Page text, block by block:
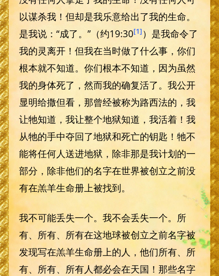
以谋杀我！但却是我乐意给出了我的生命。
是我说：“成了。”（约19:30[1] ）是我命令了
我的灵离开！但我在当时做了什么事，你们
根本就不知道。你们根本不知道，因为虽然
我的身体死了，然而我的确复活了。我公开
显明给撒但看，那曾经被称为路西法的，我
让牠知道，我让整个地狱知道，我活着！我
从牠的手中夺回了地狱和死亡的钥匙！牠不
能将任何人送进地狱，除非那是我计划的一
部分，除非他们的名字在世界被创立之前没
有在羔羊生命册上被找到。
我不可能丢失一个。我不会丢失一个。所
有、所有、所有在这地球被创立之前名字被
发现写在羔羊生命册上的人，他们所有、所
有、所有、所有人都必会在天国！那些名字